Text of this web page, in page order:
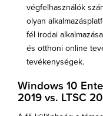
végfelhasználók
olyan
fél irodai
és otthoni online
tevékenységek.
Windows 10
2019 vs. LTSC